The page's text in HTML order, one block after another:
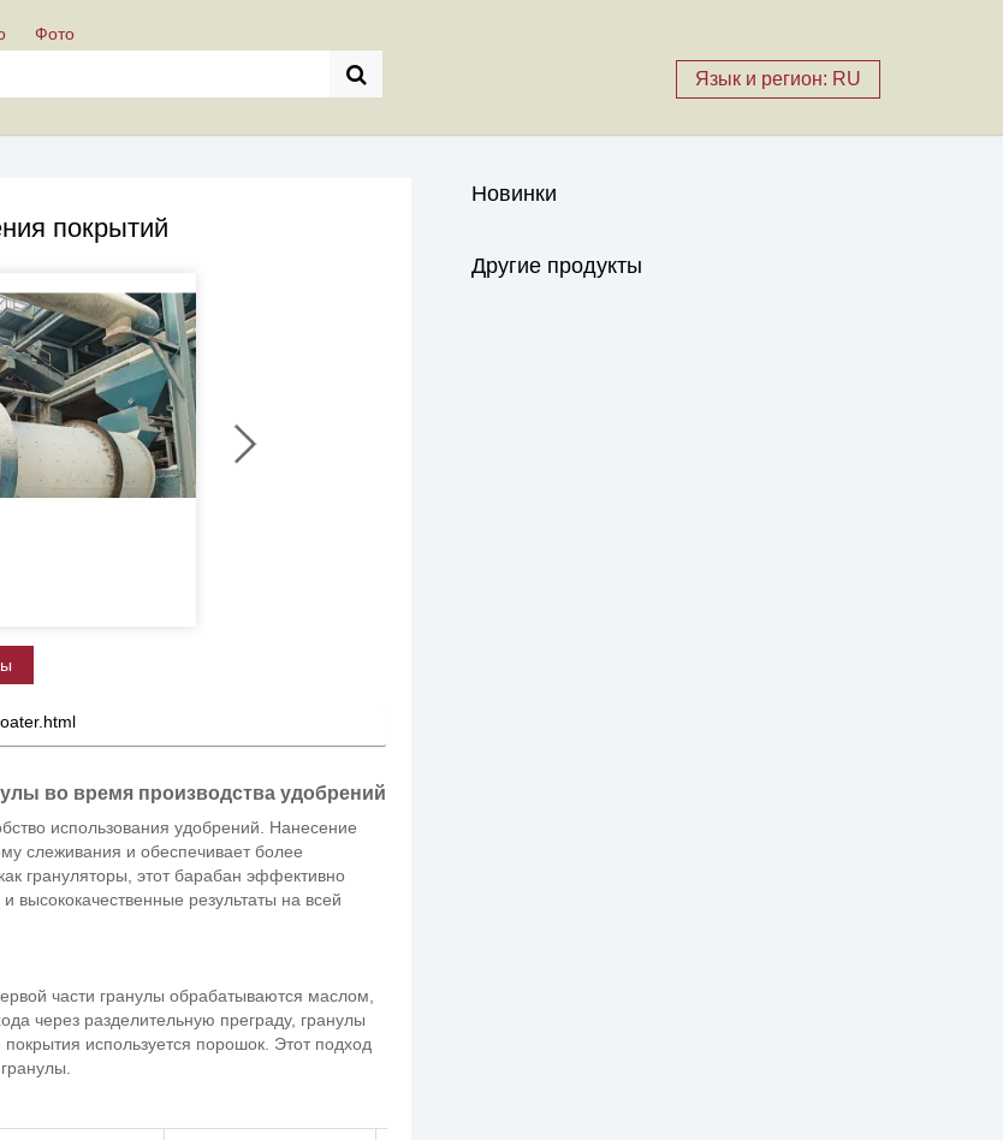
Язык и регион: RU
Фото
покрытий
во время производства удобрений
использования удобрений. Нанесение
слеживания и обеспечивает более
грануляторы, этот барабан эффективно
высококачественные результаты на всей
части гранулы обрабатываются маслом,
через разделительную преграду, гранулы
используется порошок. Этот подход
Новинки
Другие продукты